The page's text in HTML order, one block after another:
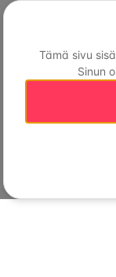
Tämä sivu
Sinun